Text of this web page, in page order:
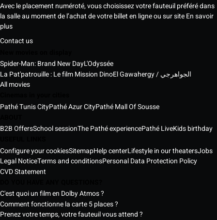
Avec le placement numéroté, vous choisissez votre fauteuil préféré dans
la salle au moment de l’achat de votre billet en ligne ou sur siteEn savoir
plus
Contact us
Spider-Man: Brand New DayL'Odyssée
La Pat'patrouille : Le film Mission Dino
El Gawahergy / الجواهرجي
All movies
Pathé Tunis CityPathé Azur CityPathé Mall Of Sousse
B2B OffersSchool sessionThe Pathé experiencePathé LiveKids birthday
Configure your cookiesSitemapHelp centerLifestyle in our theatersJobs
Legal NoticeTerms and conditionsPersonal Data Protection Policy
CVD Statement
C'est quoi un film en Dolby Atmos ?
Comment fonctionne la carte 5 places ?
Prenez votre temps, votre fauteuil vous attend ?